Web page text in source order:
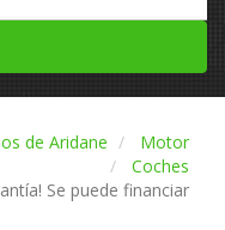
de Aridane
Motor
Coches
Se puede financiar